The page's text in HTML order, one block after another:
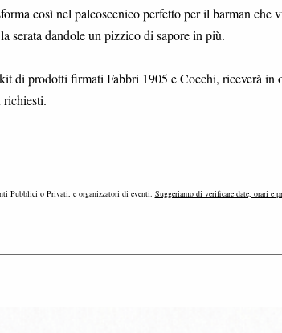
così nel palcoscenico perfetto per il barman che
serata dandole un pizzico di sapore in più.
di prodotti firmati Fabbri 1905 e Cocchi, riceverà in
richiesti.
Pubblici o Privati, e organizzatori di eventi. Suggeriamo di verificare date, orari e